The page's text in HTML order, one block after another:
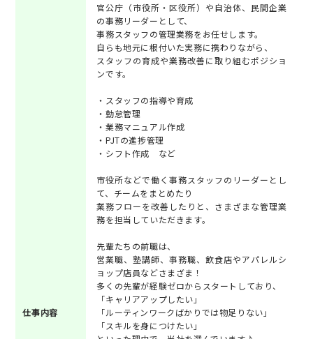
仕事内容
官公庁（市役所・区役所）や自治体、民間企業
の事務リーダーとして、
事務スタッフの管理業務をお任せします。
自らも地元に根付いた実務に携わりながら、
スタッフの育成や業務改善に取り組むポジショ
ンです。
・スタッフの指導や育成
・勤怠管理
・業務マニュアル作成
・PJTの進捗管理
・シフト作成 など
市役所などで働く事務スタッフのリーダーとし
て、チームをまとめたり
業務フローを改善したりと、さまざまな管理業
務を担当していただきます。
先輩たちの前職は、
営業職、塾講師、事務職、飲食店やアパレルシ
ョップ店員などさまざま！
多くの先輩が経験ゼロからスタートしており、
「キャリアアップしたい」
「ルーティンワークばかりでは物足りない」
「スキルを身につけたい」